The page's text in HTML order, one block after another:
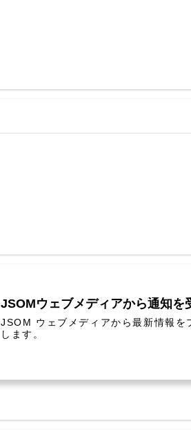
JSOMウェブメディアから通知を
JSOM ウェブメディアから最新情報を
します。